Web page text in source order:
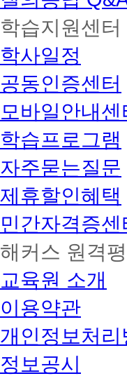
학습지원센터
학사일정
공동인증센터
모바일안내센
학습프로그램
자주묻는질문
제휴할인혜택
민간자격증센
해커스 원격
교육원 소개
이용약관
개인정보처리
정보공시